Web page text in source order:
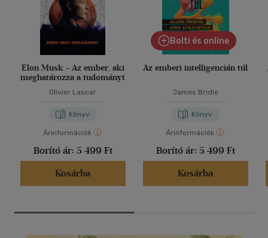
Elon Musk - Az ember, aki
meghatározza a tudományt
Olivier Lascar
Könyv
Árinformációk
Borító ár: 5 499 Ft
Kosárba
Bolti és online
Az emberi intelligencián túl
James Bridle
Könyv
Árinformációk
Borító ár: 5 499 Ft
Kosárba